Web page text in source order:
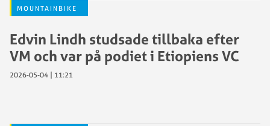
MOUNTAINBIKE
Edvin Lindh studsade tillbaka efter
VM och var på podiet i Etiopiens VC
2026-05-04 | 11:21